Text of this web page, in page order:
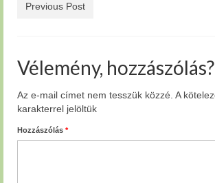
Previous Post
Vélemény, hozzászólás?
Az e-mail címet nem tesszük közzé. A
karakterrel jelöltük
Hozzászólás *